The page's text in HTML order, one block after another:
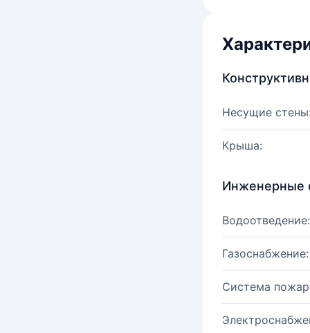
Несущие
Крыша:
Инженерные
Водоотведение:
Газоснабжение:
Система